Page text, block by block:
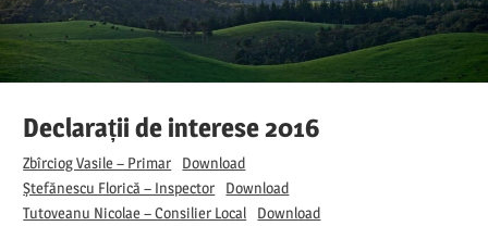
Declarații de interese 2016
Zbîrciog Vasile – Primar
Download
Ștefănescu Florică – Inspector
Download
Tutoveanu Nicolae – Consilier Local
Download